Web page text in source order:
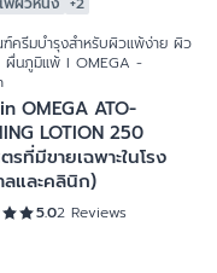
ผิวหนัง +2
รีมบำรุงสำหรับผิวแพ้ง่าย ผิว
ผื่นภูมิแพ้ I OMEGA -
OMEGA ATO-